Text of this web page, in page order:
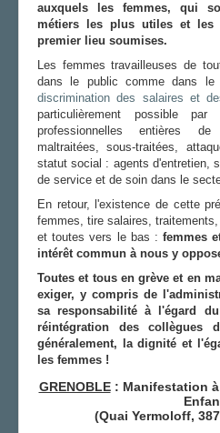
auxquels les femmes, qui
métiers les plus utiles et les
premier lieu soumises.
Les femmes travailleuses de
dans le public comme dans
discrimination des salaires et
particulièrement possible par
professionnelles entières de
maltraitées, sous-traitées,
statut social : agents d'entretien,
de service et de soin dans le
En retour, l'existence de cette
femmes, tire salaires,
et toutes vers le bas :femmes
intérêt commun à nous y
Toutes et tous en grève et en
exiger, y compris de
sa responsabilité à l'égard
réintégration des collègues
généralement, la dignité et
les femmes !
GRENOBLE: Manifestation à
(Quai Yermoloff,